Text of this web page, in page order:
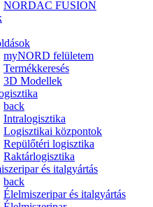
NORDAC FUSION
myNORD felületem
Termékkeresés
3D Modellek
back
Intralogisztika
Logisztikai központok
Repülőtéri logisztika
Raktárlogisztika
és italgyártás
back
Élelmiszeripar és italgyártás